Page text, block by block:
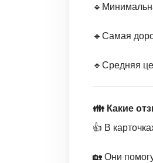
🔹Самая
🔹Средняя
👪 Какие
👍 В
🏡 Они